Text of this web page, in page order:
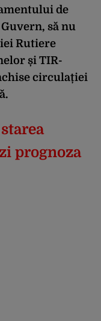
de
să nu
Rutiere
și TIR-
circulației
prognoza